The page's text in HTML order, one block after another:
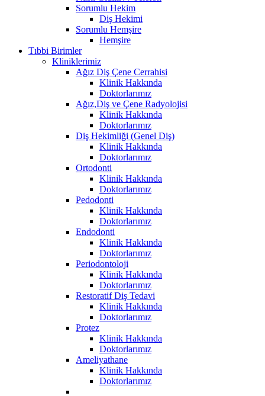
Sorumlu Hekim
Diş Hekimi
Sorumlu Hemşire
Hemşire
Tıbbi Birimler
Kliniklerimiz
Ağız Diş Çene Cerrahisi
Klinik Hakkında
Doktorlarımız
Ağız,Diş ve Çene Radyolojisi
Klinik Hakkında
Doktorlarımız
Diş Hekimliği (Genel Diş)
Klinik Hakkında
Doktorlarımız
Ortodonti
Klinik Hakkında
Doktorlarımız
Pedodonti
Klinik Hakkında
Doktorlarımız
Endodonti
Klinik Hakkında
Doktorlarımız
Periodontoloji
Klinik Hakkında
Doktorlarımız
Restoratif Diş Tedavi
Klinik Hakkında
Doktorlarımız
Protez
Klinik Hakkında
Doktorlarımız
Ameliyathane
Klinik Hakkında
Doktorlarımız